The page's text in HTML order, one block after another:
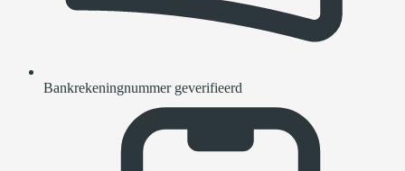
Bankrekeningnummer geverifieerd